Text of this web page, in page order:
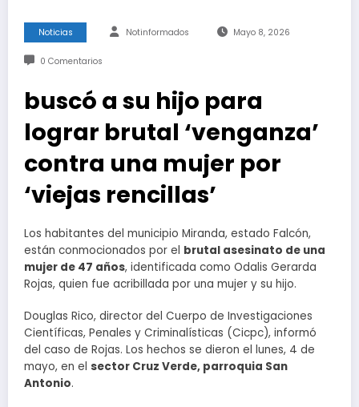
Noticias Notinformados Mayo 8, 2026
0 Comentarios
buscó a su hijo para
lograr brutal ‘venganza’
contra una mujer por
‘viejas rencillas’
Los habitantes del municipio Miranda, estado Falcón,
están conmocionados por el brutal asesinato de una
mujer de 47 años, identificada como Odalis Gerarda
Rojas, quien fue acribillada por una mujer y su hijo.
Douglas Rico, director del Cuerpo de Investigaciones
Científicas, Penales y Criminalísticas (Cicpc), informó
del caso de Rojas. Los hechos se dieron el lunes, 4 de
mayo, en el sector Cruz Verde, parroquia San
Antonio.